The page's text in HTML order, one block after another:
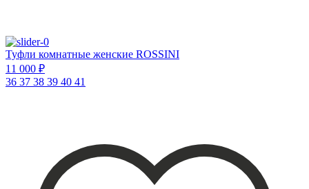
Туфли комнатные женские ROSSINI
11 000 ₽
36 37 38 39 40 41